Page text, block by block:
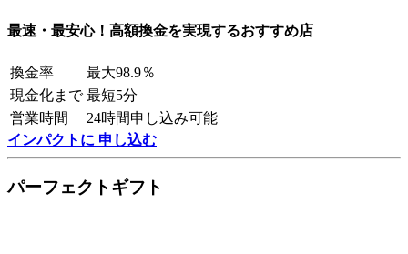
最速・最安心！高額換金を実現するおすすめ店
換金率
最大98.9％
現金化まで 最短5分
営業時間
24時間申し込み可能
インパクトに 申し込む
パーフェクトギフト